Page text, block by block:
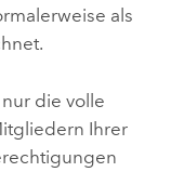
als
die volle
Ihrer